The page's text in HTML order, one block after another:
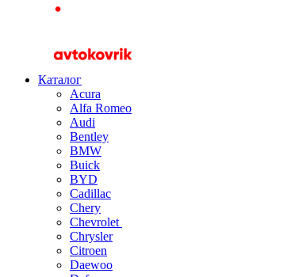
Каталог
Acura
Alfa Romeo
Audi
Bentley
BMW
Buick
BYD
Cadillac
Chery
Chevrolet
Chrysler
Citroen
Daewoo